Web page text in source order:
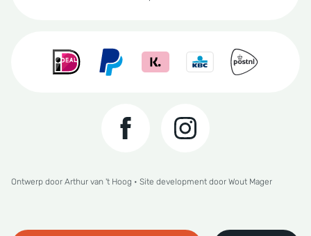
Ontwerp door Arthur van 't Hoog • Site development door Wout Mager